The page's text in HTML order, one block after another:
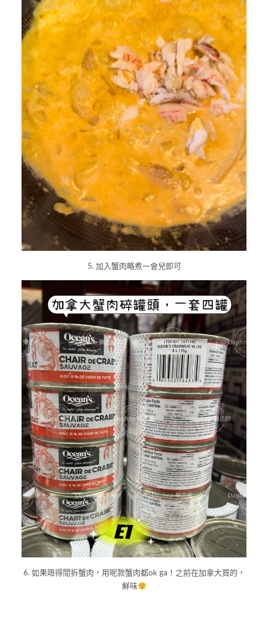
5. 加入蟹肉略煮一會兒即可
6. 如果唔得閒拆蟹肉，用呢款蟹肉都ok ga！之前在加拿大買的，
鮮味